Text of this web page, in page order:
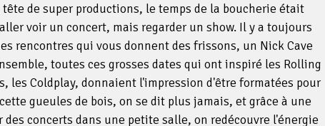
de super productions, le temps de la boucherie était
voir un concert, mais regarder un show. Il y a toujours
rencontres qui vous donnent des frissons, un Nick Cave
toutes ces grosses dates qui ont inspiré les Rolling
les Coldplay, donnaient l'impression d'être formatées pour
gueules de bois, on se dit plus jamais, et grâce à une
concerts dans une petite salle, on redécouvre l'énergie